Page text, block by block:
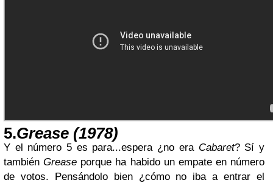
5.Grease (1978)
Y el número 5 es para...espera ¿no era Cabaret? Sí y
tambiénGrease porque ha habido un empate en número
de votos. Pensándolo bien ¿cómo no iba a entrar el